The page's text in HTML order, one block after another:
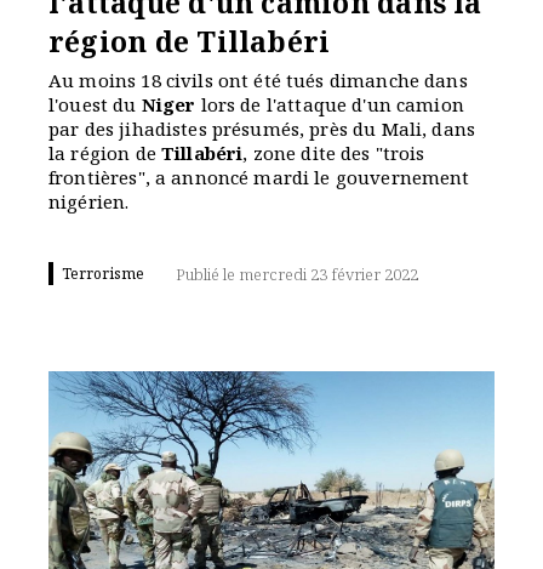
région de Tillabéri
Au moins 18 civils ont été tués dimanche dans
l'ouest du Niger lors de l'attaque d'un camion
par des jihadistes présumés, près du Mali, dans
la région de Tillabéri, zone dite des "trois
frontières", a annoncé mardi le gouvernement
nigérien.
Terrorisme Publié le mercredi 23 février 2022